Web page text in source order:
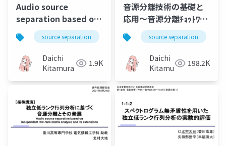
Audio source
separation based on
spectral and spatial
models
source separation nmf music bss
Daichi
Kitamura
1.9K
音源分離技術の基礎と
応用～音源分離ﾁｮｯﾄﾜｶﾙ
になるための手引き～
source separation
Daichi
Kitamura
198.2K